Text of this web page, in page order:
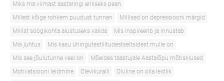
Miks ma viimast aastaringi eriliseks pean
Millest kõige rohkem puudust tunnen
Millised on depressiooni märgid
Millist söögikohta alustuseks valida
Mis inspireerib ja innustab
Mis juhtus
Mis kasu ühingutestliitudestseltsidest mulle on
Mis see jõulutunne veel on
Mõeldes taastujale Aastalõpu mõtisklused
Motivatsiooni leidmine
Olevikuralli
Oluline on olla leidlik